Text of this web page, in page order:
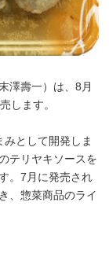
澤壽一）は、8月
します。
として開発しま
テリヤキソースを
。7月に発売され
、惣菜商品のライ